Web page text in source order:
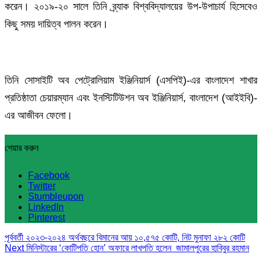
করেন। ২০১৯-২০ সালে তিনি ব্র্যাক বিশ্ববিদ্যালয়ের উপ-উপাচার্য হিসেবেও
কিছু সময় দায়িত্ব পালন করেন।
তিনি সোসাইটি অব পেট্রোলিয়াম ইঞ্জিনিয়ার্স (এসপিই)-এর বাংলাদেশ শাখার
প্রতিষ্ঠাতা চেয়ারম্যান এবং ইনস্টিটিউশন অব ইঞ্জিনিয়ার্স, বাংলাদেশ (আইইবি)-
এর আজীবন ফেলো।
শেয়ার করুন
Facebook
Twitter
Stumbleupon
LinkedIn
Pinterest
পূর্ববর্তী ২০২৩-২০২৪ অর্থবছরে বিমানের আয় ১০,৫৭৫ কোটি, নিট মুনাফা ২৮২ কোটি
Nextমিনিস্টারের ‘কোটিপতি হোন’ অফারে লাখপতি হলেন জামালপুরের হাবিবুর রহমান